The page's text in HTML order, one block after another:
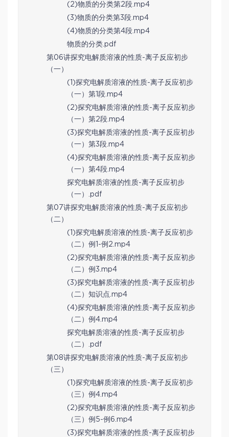
(2)物质的分类第2段.mp4
(3)物质的分类第3段.mp4
(4)物质的分类第4段.mp4
物质的分类.pdf
第06讲探究电解质溶液的性质-离子反应初步
（一）
(1)探究电解质溶液的性质-离子反应初步
（一）第1段.mp4
(2)探究电解质溶液的性质-离子反应初步
（一）第2段.mp4
(3)探究电解质溶液的性质-离子反应初步
（一）第3段.mp4
(4)探究电解质溶液的性质-离子反应初步
（一）第4段.mp4
探究电解质溶液的性质-离子反应初步
（一）.pdf
第07讲探究电解质溶液的性质-离子反应初步
（二）
(1)探究电解质溶液的性质-离子反应初步
（二）例1-例2.mp4
(2)探究电解质溶液的性质-离子反应初步
（二）例3.mp4
(3)探究电解质溶液的性质-离子反应初步
（二）知识点.mp4
(4)探究电解质溶液的性质-离子反应初步
（二）例4.mp4
探究电解质溶液的性质-离子反应初步
（二）.pdf
第08讲探究电解质溶液的性质-离子反应初步
（三）
(1)探究电解质溶液的性质-离子反应初步
（三）例4.mp4
(2)探究电解质溶液的性质-离子反应初步
（三）例5-例6.mp4
(3)探究电解质溶液的性质-离子反应初步